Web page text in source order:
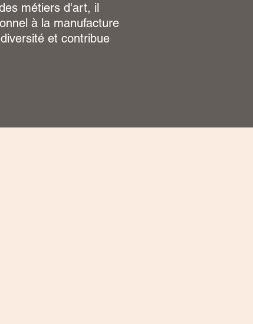
métiers d'art, il
à la manufacture
et contribue